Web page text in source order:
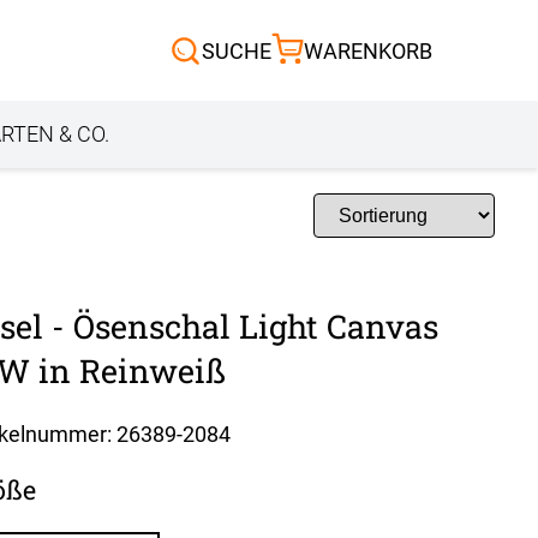
SUCHE WARENKORB
Scheibengardinen
& CO.
- Ösenschal Light Canvas
in Reinweiß
26389-2084